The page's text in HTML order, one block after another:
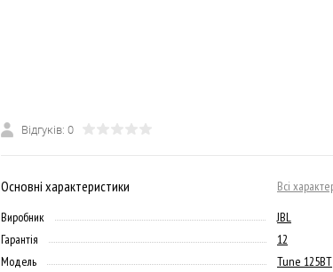
Відгуків: 0
Основні характеристики
Всі
Виробник
JBL
Гарантія
12
Модель
Tune 125BT